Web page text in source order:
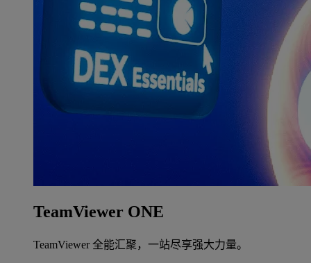
TeamViewer ONE
TeamViewer 全能汇聚，一站尽享强大力量。